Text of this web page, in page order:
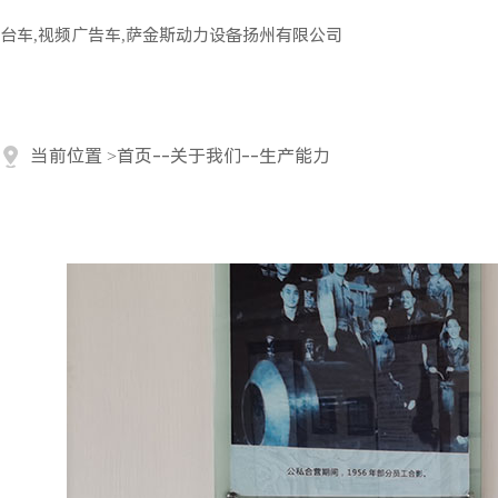
台车,视频广告车,萨金斯动力设备扬州有限公司
当前位置 >首页--关于我们--生产能力